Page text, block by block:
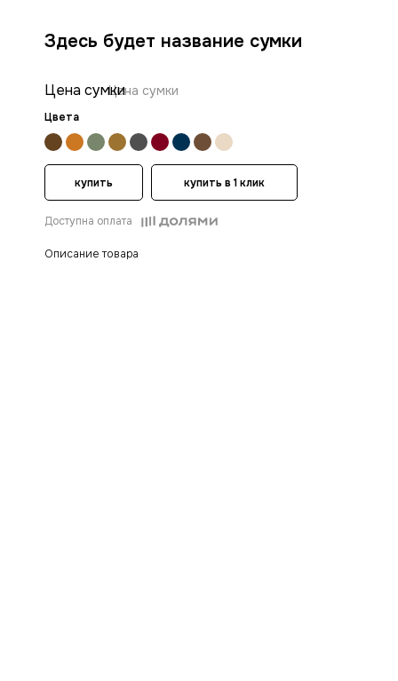
Описание товара
Цена сумки
Цена сумки
Цвета
Здесь будет название сумки
купить купить в 1 клик
Доступна оплата